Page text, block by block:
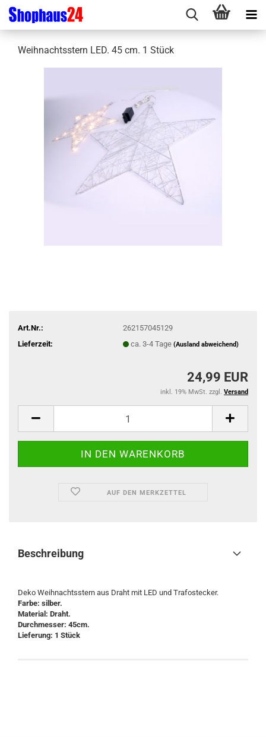
Weihnachtsstern LED. 45 cm. 1 Stück
Art.Nr.:
262157045129
Lieferzeit:
ca. 3-4 Tage (Ausland abweichend)
24,99 EUR
inkl. 19% MwSt. zzgl. Versand
AUF DEN MERKZETTEL
Beschreibung
Deko Weihnachtsstern aus Draht mit LED und Trafostecker.
Farbe: silber.
Material: Draht.
Durchmesser: 45cm.
Lieferung: 1 Stück